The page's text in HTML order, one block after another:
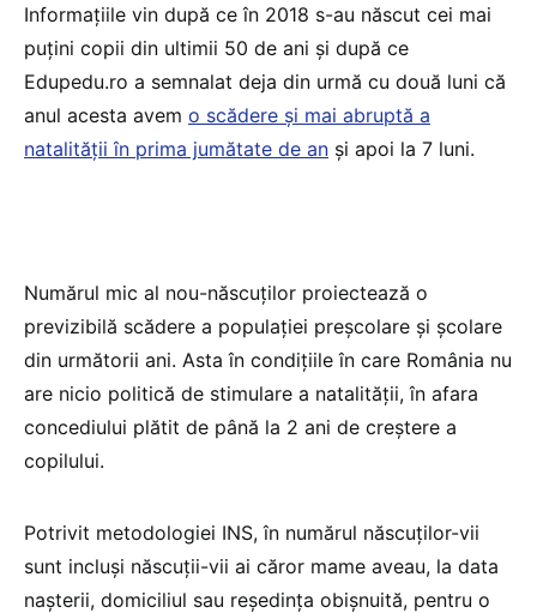
Informaţiile vin după ce în 2018 s-au născut cei mai
puţini copii din ultimii 50 de ani şi după ce
Edupedu.ro a semnalat deja din urmă cu două luni că
anul acesta avem o scădere şi mai abruptă a
natalităţii în prima jumătate de an şi apoi la 7 luni.
Numărul mic al nou-născuţilor proiectează o
previzibilă scădere a populaţiei preşcolare şi şcolare
din următorii ani. Asta în condiţiile în care România nu
are nicio politică de stimulare a natalităţii, în afara
concediului plătit de până la 2 ani de creştere a
copilului.
Potrivit metodologiei INS, în numărul născuţilor-vii
sunt incluşi născuţii-vii ai căror mame aveau, la data
naşterii, domiciliul sau reşedinţa obişnuită, pentru o